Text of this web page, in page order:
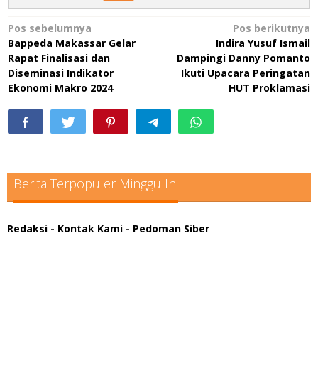
Navigasi
pos
Pos sebelumnya
Bappeda Makassar Gelar
Rapat Finalisasi dan
Diseminasi Indikator
Ekonomi Makro 2024
Pos berikutnya
Indira Yusuf Ismail
Dampingi Danny Pomanto
Ikuti Upacara Peringatan
HUT Proklamasi
Berita Terpopuler Minggu Ini
Redaksi - Kontak Kami - Pedoman Siber